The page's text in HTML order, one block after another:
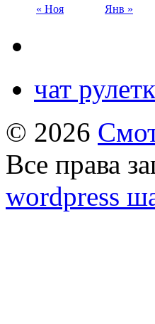
« Ноя Янв »
чат
© 2026
Все права
wordpress